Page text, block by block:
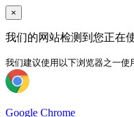
×
我们的网站检测到您正在
我们建议使用以下浏览器之一使
Google Chrome